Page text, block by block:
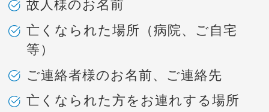
故人様のお名前
亡くなられた場所（病院、ご自宅
等）
ご連絡者様のお名前、ご連絡先
亡くなられた方をお連れする場所